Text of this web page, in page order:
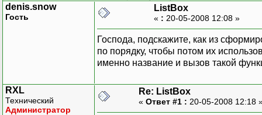
denis.snow
Гость
ListBox
« : 20-05-2008 12:08 »
Господа, подскажите, как из
по порядку, чтобы потом их
именно название и вызов такой
RXL
Технический
Администратор
Re: ListBox
« Ответ #1 : 20-05-2008 12:18